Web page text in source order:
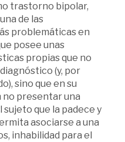
trastorno bipolar,
de las
problemáticas en
posee unas
propias que no
(y, por
sino que en su
presentar una
que la padece y
asociarse a una
inhabilidad para el